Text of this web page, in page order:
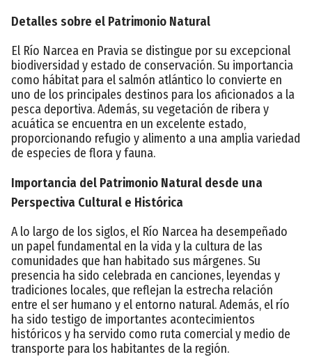
Detalles sobre el Patrimonio Natural
El Río Narcea en Pravia se distingue por su excepcional
biodiversidad y estado de conservación. Su importancia
como hábitat para el salmón atlántico lo convierte en
uno de los principales destinos para los aficionados a la
pesca deportiva. Además, su vegetación de ribera y
acuática se encuentra en un excelente estado,
proporcionando refugio y alimento a una amplia variedad
de especies de flora y fauna.
Importancia del Patrimonio Natural desde una
Perspectiva Cultural e Histórica
A lo largo de los siglos, el Río Narcea ha desempeñado
un papel fundamental en la vida y la cultura de las
comunidades que han habitado sus márgenes. Su
presencia ha sido celebrada en canciones, leyendas y
tradiciones locales, que reflejan la estrecha relación
entre el ser humano y el entorno natural. Además, el río
ha sido testigo de importantes acontecimientos
históricos y ha servido como ruta comercial y medio de
transporte para los habitantes de la región.